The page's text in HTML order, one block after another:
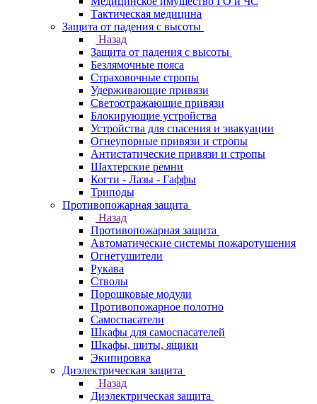
Тактическая медицина
Защита от падения с высоты
Назад
Защита от падения с высоты
Безлямочные пояса
Страховочные стропы
Удерживающие привязи
Светоотражающие привязи
Блокирующие устройства
Устройства для спасения и эвакуации
Огнеупорные привязи и стропы
Антистатические привязи и стропы
Шахтерские ремни
Когти - Лазы - Гаффы
Триподы
Противопожарная защита
Назад
Противопожарная защита
Автоматические системы пожаротушения
Огнетушители
Рукава
Стволы
Порошковые модули
Противопожарное полотно
Самоспасатели
Шкафы для самоспасателей
Шкафы, щиты, ящики
Экипировка
Диэлектрическая защита
Назад
Диэлектрическая защита